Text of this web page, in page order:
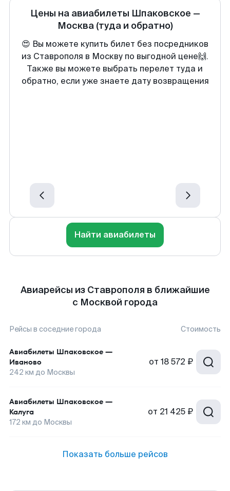
Цены на авиабилеты Шпаковское —
Москва (туда и обратно)
😍 Вы можете купить билет без посредников
из Ставрополя в Москву по выгодной цене🙌.
Также вы можете выбрать перелет туда и
обратно, если уже знаете дату возвращения
Найти авиабилеты
Авиарейсы из Ставрополя в ближайшие
с Москвой города
Рейсы в соседние города Стоимость
Авиабилеты Шпаковское —
Иваново
242 км до Москвы
от 18 572 ₽
Авиабилеты Шпаковское —
Калуга
172 км до Москвы
от 21 425 ₽
Показать больше рейсов